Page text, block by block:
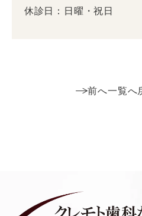
休診日：日曜・祝日
前へ一覧へ